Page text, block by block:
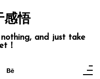
感悟
and just take
！